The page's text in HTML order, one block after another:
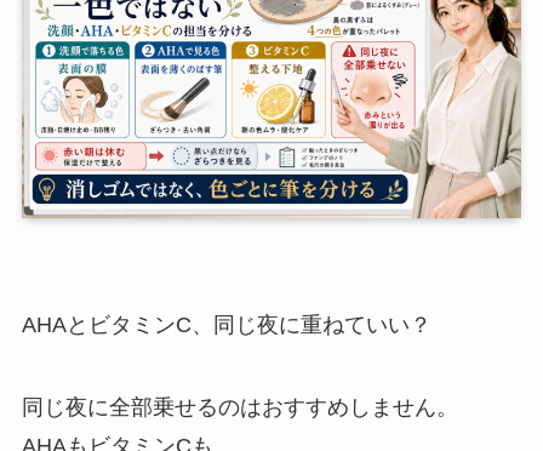
AHAとビタミンC、同じ夜に重ねていい？
同じ夜に全部乗せるのはおすすめしません。
AHAもビタミンCも、